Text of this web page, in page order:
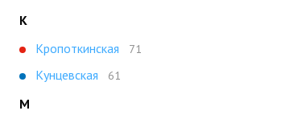
К
Кропоткинская
71
Кунцевская 61
М